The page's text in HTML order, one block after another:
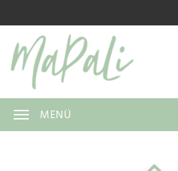
MENÜ